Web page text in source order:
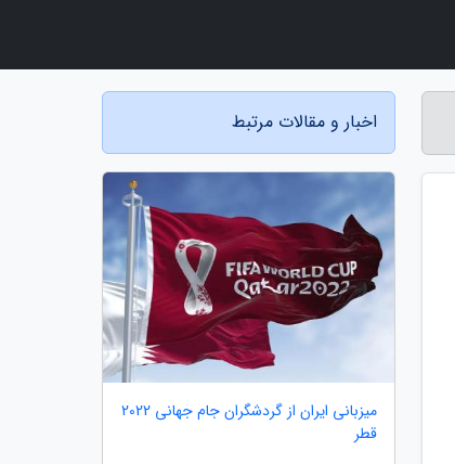
اخبار و مقالات مرتبط
میزبانی ایران از گردشگران جام جهانی 2022
قطر